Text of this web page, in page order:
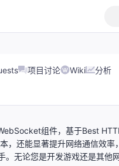
项目讨论 Wiki 分析
组件，基于Best
，还能显著提升网络通信效
无论您是开发游戏还是其